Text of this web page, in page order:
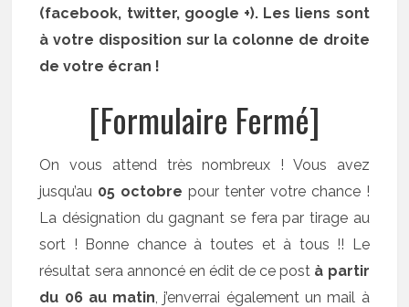
(facebook, twitter, google +). Les liens sont
à votre disposition sur la colonne de droite
de votre écran !
[Formulaire Fermé]
On vous attend très nombreux ! Vous avez
jusqu’au 05 octobrepour tenter votre chance !
La désignation du gagnant se fera par tirage au
sort ! Bonne chance à toutes et à tous !! Le
résultat sera annoncé en édit de ce post à partir
du 06 au matin, j’enverrai également un mail à